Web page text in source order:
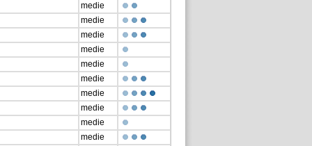
medie
medie
medie
medie
medie
medie
medie
medie
medie
medie